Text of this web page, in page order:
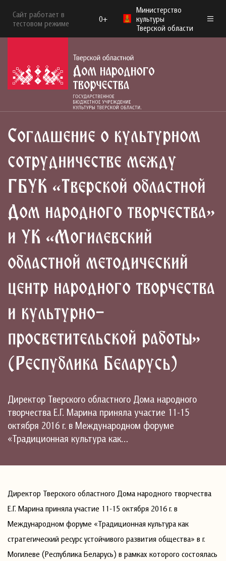
Сайт работает в
тестовом режиме
0+
Министерство
культуры
Тверской области
Соглашение о культурном
сотрудничестве между
ГБУК «Тверской областной
Дом народного творчества»
и УК «Могилевский
областной методический
центр народного творчества
и культурно-
просветительской работы»
(Республика Беларусь)
Директор Тверского областного Дома народного
творчества Е.Г. Марина приняла участие 11-15
октября 2016 г. в Международном форуме
«Традиционная культура как…
Директор Тверского областного Дома народного творчества
Е.Г. Марина приняла участие 11-15 октября 2016 г. в
Международном форуме «Традиционная культура как
стратегический ресурс устойчивого развития общества» в г.
Могилеве (Республика Беларусь) в рамках которого состоялась